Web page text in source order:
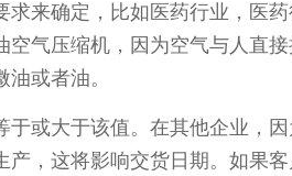
来确定，比如医药行业，医药
气压缩机，因为空气与人直
或者油。
或大于该值。在其他企业，因
，这将影响交货日期。如果